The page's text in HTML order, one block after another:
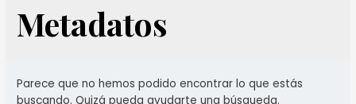
Metadatos
Parece que no hemos podido encontrar lo que estás
buscando. Quizá pueda ayudarte una búsqueda.